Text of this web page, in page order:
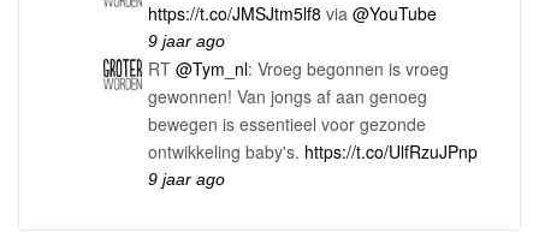
https://t.co/JMSJtm5lf8 via @YouTube
9 jaar ago
RT @Tym_nl: Vroeg begonnen is vroeg
gewonnen! Van jongs af aan genoeg
bewegen is essentieel voor gezonde
ontwikkeling baby's. https://t.co/UlfRzuJPnp
9 jaar ago